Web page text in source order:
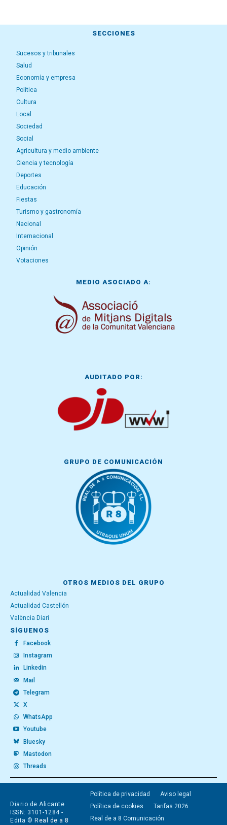
SECCIONES
Sucesos y tribunales
Salud
Economía y empresa
Política
Cultura
Local
Sociedad
Social
Agricultura y medio ambiente
Ciencia y tecnología
Deportes
Educación
Fiestas
Turismo y gastronomía
Nacional
Internacional
Opinión
Votaciones
MEDIO ASOCIADO A:
AUDITADO POR:
GRUPO DE COMUNICACIÓN
OTROS MEDIOS DEL GRUPO
Actualidad Valencia
Actualidad Castellón
València Diari
SÍGUENOS
Facebook
Instagram
Linkedin
Mail
Telegram
X
WhatsApp
Youtube
Bluesky
Mastodon
Threads
Diario de Alicante
ISSN: 3101-1284 -
Edita © Real de a 8
Política de privacidad
Aviso legal
Política de cookies
Tarifas 2026
Real de a 8 Comunicación